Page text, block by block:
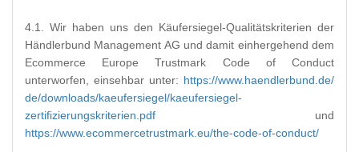
4.1. Wir haben uns den Käufersiegel-Qualitätskriterien der
Händlerbund Management AG und damit einhergehend dem
Ecommerce Europe Trustmark Code of Conduct
unterworfen, einsehbar unter: https://www.haendlerbund.de/
de/downloads/kaeufersiegel/kaeufersiegel-
zertifizierungskriterien.pdf und
https://www.ecommercetrustmark.eu/the-code-of-conduct/